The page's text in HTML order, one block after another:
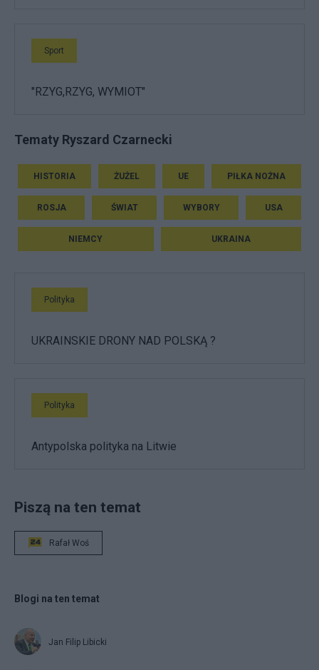
Sport
"RZYG,RZYG, WYMIOT"
Tematy Ryszard Czarnecki
HISTORIA ŻUŻEL UE PIŁKA NOŻNA
ROSJA ŚWIAT WYBORY USA
NIEMCY UKRAINA
Polityka
UKRAINSKIE DRONY NAD POLSKĄ ?
Polityka
Antypolska polityka na Litwie
Piszą na ten temat
Rafał Woś
Blogi na ten temat
Jan Filip Libicki